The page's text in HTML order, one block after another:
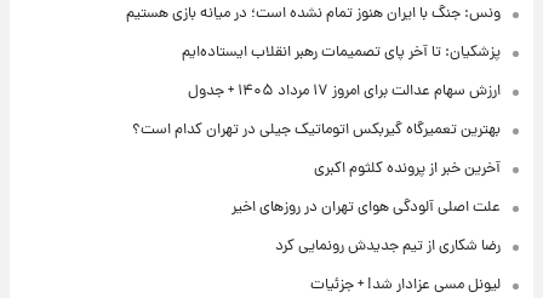
ونس: جنگ با ایران هنوز تمام نشده است؛ در میانه بازی هستیم
پزشکیان: تا آخر پای تصمیمات رهبر انقلاب ایستاده‌ایم
ارزش سهام عدالت برای امروز ۱۷ مرداد ۱۴۰۵ + جدول
بهترین تعمیرگاه گیربکس اتوماتیک جیلی در تهران کدام است؟
آخرین خبر از پرونده کلثوم اکبری
علت اصلی آلودگی هوای تهران در روزهای اخیر
رضا شکاری از تیم جدیدش رونمایی کرد
لیونل مسی عزادار شد! + جزئیات